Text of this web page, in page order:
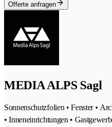
Offerte anfragen
MEDIA ALPS Sagl
Sonnenschutzfolien • Fenster •
• Inneneinrichtungen •